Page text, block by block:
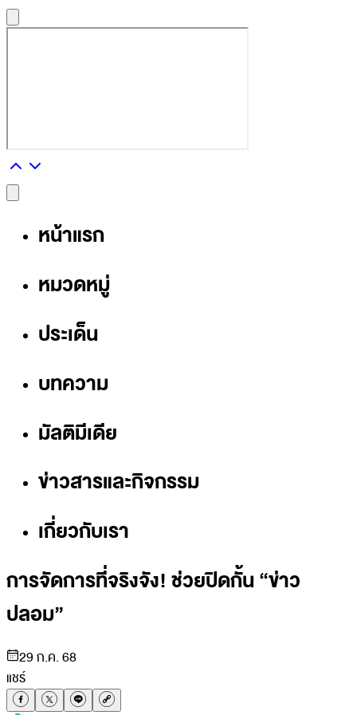
หน้าแรก
หมวดหมู่
ประเด็น
บทความ
มัลติมีเดีย
ข่าวสารและกิจกรรม
เกี่ยวกับเรา
การจัดการที่จริงจัง! ช่วยปิดกั้น “ข่าว
ปลอม”
29 ก.ค. 68
แชร์